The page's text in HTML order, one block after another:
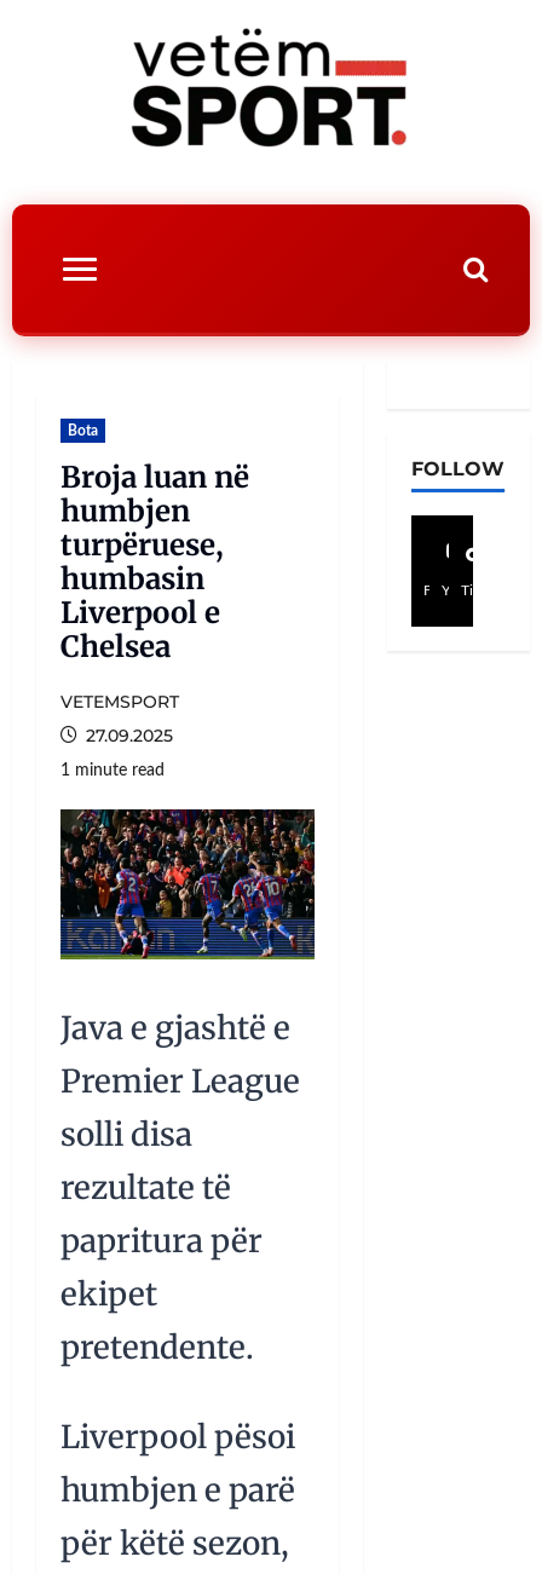
Bota
Broja luan në
humbjen
turpëruese,
humbasin
Liverpool e
Chelsea
VETEMSPORT
27.09.2025
1 minute read
Java e gjashtë e
Premier League
solli disa
rezultate të
papritura për
ekipet
pretendente.
Liverpool pësoi
humbjen e parë
për këtë sezon,
FOLLOW
Facebook
YouTube
TikTok